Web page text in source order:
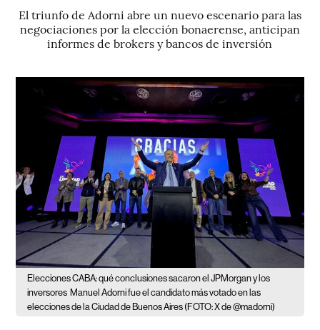
El triunfo de Adorni abre un nuevo escenario para las
negociaciones por la elección bonaerense, anticipan
informes de brokers y bancos de inversión
Elecciones CABA: qué conclusiones sacaron el JPMorgan y los
inversores Manuel Adorni fue el candidato más votado en las
elecciones de la Ciudad de Buenos Aires (FOTO: X de @madorni)